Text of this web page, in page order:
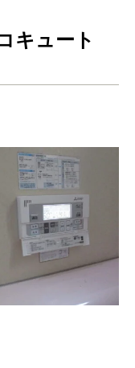
キュート